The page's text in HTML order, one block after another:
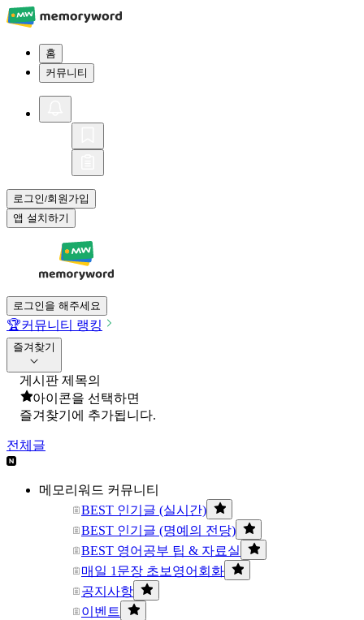
홈
커뮤니티
로그인/회원가입
앱 설치하기
로그인을 해주세요
🏆커뮤니티 랭킹
즐겨찾기
게시판 제목의
아이콘을 선택하면
즐겨찾기에 추가됩니다.
전체글
메모리워드 커뮤니티
BEST 인기글 (실시간)
BEST 인기글 (명예의 전당)
BEST 영어공부 팁 & 자료실
매일 1문장 초보영어회화
공지사항
이벤트